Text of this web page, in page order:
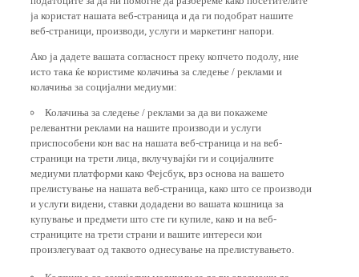
ја користат нашата веб-страница и да ги подобрат нашите
веб-страници, производи, услуги и маркетинг напори.
исто така ќе користиме колачиња за следење / реклами и
колачиња за социјални медиуми:
релевантни реклами на нашите производи и услуги
приспособени кон вас на нашата веб-страница и на веб-
страници на трети лица, вклучувајќи ги и социјалните
медиуми платформи како Фејсбук, врз основа на вашето
прелистување на нашата веб-страница, како што се производи
и услуги видени, ставки додадени во вашата кошница за
купување и предмети што сте ги купиле, како и на веб-
страниците на трети страни и вашите интереси кои
произлегуваат од таквото однесување на прелистувањето.